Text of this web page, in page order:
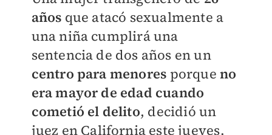
años que atacó sexualmente a
una niña cumplirá una
sentencia de dos años en un
centro para menores porque no
era mayor de edad cuando
cometió el delito, decidió un
juez en California este jueves.